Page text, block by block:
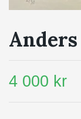
4 000 kr